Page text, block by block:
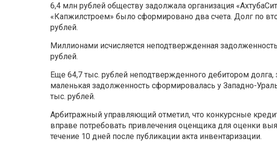
6,4 млн рублей обществу задолжала организация
«Капжилстроем» было сформировано два счета. Долг по
рублей.
Миллионами исчисляется неподтвержденная
рублей.
Еще 64,7 тыс. рублей неподтвержденного дебитором долга,
маленькая задолженность сформировалась у Западно-
тыс. рублей.
Арбитражный управляющий отметил, что конкурсные
вправе потребовать привлечения оценщика для оценки
течение 10 дней после публикации акта инвентаризации.